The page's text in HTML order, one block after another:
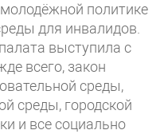
политике
для инвалидов.
выступила с
всего, закон
среды,
среды, городской
и все социально